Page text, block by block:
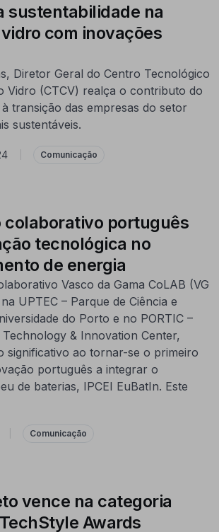
sustentabilidade na
com inovações
Diretor Geral do Centro Tecnológico
Vidro (CTCV) realça o contributo do
transição das empresas do setor
sustentáveis.
Comunicação
colaborativo português
tecnológica no
de energia
Vasco da Gama CoLAB (VG
UPTEC – Parque de Ciência e
do Porto e no PORTIC –
& Innovation Center,
significativo ao tornar-se o primeiro
português a integrar o
de baterias, IPCEI EuBatIn. Este
Comunicação
vence na categoria
Awards